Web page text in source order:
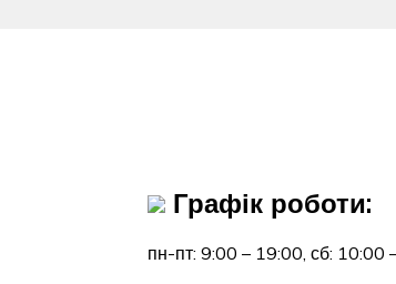
Графік роботи:
пн-пт: 9:00 – 19:00, сб: 10:00